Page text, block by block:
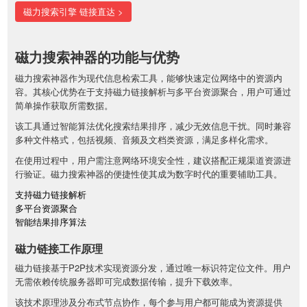
磁力搜索引擎 链接直达 >
磁力搜索神器的功能与优势
磁力搜索神器作为现代信息检索工具，能够快速定位网络中的资源内
容。其核心优势在于支持磁力链接解析与多平台资源聚合，用户可通过
简单操作获取所需数据。
该工具通过智能算法优化搜索结果排序，减少无效信息干扰。同时兼容
多种文件格式，包括视频、音频及文档类资源，满足多样化需求。
在使用过程中，用户需注意网络环境安全性，建议搭配正规渠道资源进
行验证。磁力搜索神器的便捷性使其成为数字时代的重要辅助工具。
支持磁力链接解析
多平台资源聚合
智能结果排序算法
磁力链接工作原理
磁力链接基于P2P技术实现资源分发，通过唯一标识符定位文件。用户
无需依赖传统服务器即可完成数据传输，提升下载效率。
该技术原理涉及分布式节点协作，每个参与用户都可能成为资源提供